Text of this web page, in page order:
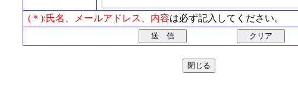
(＊):氏名、メールアドレス、内容は必ず記入してください。